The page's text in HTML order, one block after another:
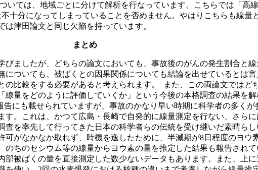
いては、地域ごとに分けて解析を行なっています。こちらでは「高
十分になってしまっていることを否めません。やはりこちらも線量
津田論文と同じ欠陥を持っています。
まとめ
びましたが、どちらの論文においても、事故後のがんの発生割合と
ついても、被ばくとの因果関係についても結論を出せているとは言
の比較をする必要があると考えられます。 また、この両論文ではど
線量をどのように評価していくか」という今後の本格調査の結果を
にも載せられていますが、事故のかなり早い時期に科学者の多くが
す。これは、かつて広島・長崎で自発的に線量測定を行ない、さら
査を率先して行ってきた日本の科学者らの伝統を受け継いだ素晴ら
可がなかなか取れず、時機を逸したために、半減期が8日程度のヨウ
ちのセシウム等の線量からヨウ素の量を推定した結果も報告され
部被ばくの量を直接測定した数少ないデータもあります。また、上